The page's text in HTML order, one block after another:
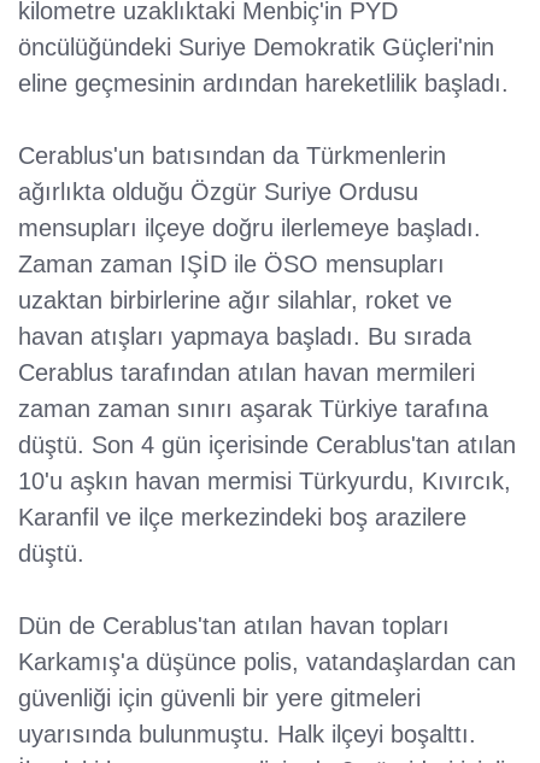
kilometre uzaklıktaki Menbiç'in PYD
öncülüğündeki Suriye Demokratik Güçleri'nin
eline geçmesinin ardından hareketlilik başladı.
Cerablus'un batısından da Türkmenlerin
ağırlıkta olduğu Özgür Suriye Ordusu
mensupları ilçeye doğru ilerlemeye başladı.
Zaman zaman IŞİD ile ÖSO mensupları
uzaktan birbirlerine ağır silahlar, roket ve
havan atışları yapmaya başladı. Bu sırada
Cerablus tarafından atılan havan mermileri
zaman zaman sınırı aşarak Türkiye tarafına
düştü. Son 4 gün içerisinde Cerablus'tan atılan
10'u aşkın havan mermisi Türkyurdu, Kıvırcık,
Karanfil ve ilçe merkezindeki boş arazilere
düştü.
Dün de Cerablus'tan atılan havan topları
Karkamış'a düşünce polis, vatandaşlardan can
güvenliği için güvenli bir yere gitmeleri
uyarısında bulunmuştu. Halk ilçeyi boşalttı.